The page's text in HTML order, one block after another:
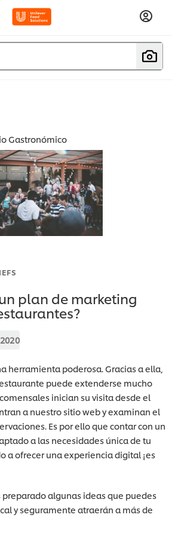
Gastronómico
plan de marketing
herramienta poderosa. Gracias a ella,
puede extenderse mucho
inician su visita desde el
a nuestro sitio web y examinan el
Es por ello que contar con un
a las necesidades única de tu
a ofrecer una experiencia digital ¡es
preparado algunas ideas que puedes
y seguramente atraerán a más de